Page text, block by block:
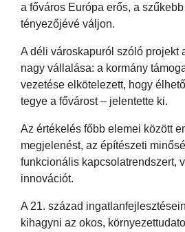
a főváros Európa erős, a
tényezőjévé váljon.
A déli városkapuról szóló projekt
nagy vállalása: a kormány
vezetése elkötelezett, hogy
tegye a fővárost – jelentette ki.
Az értékelés főbb elemei között
megjelenést, az építészeti
funkcionális kapcsolatrendszert,
innovációt.
A 21. század
kihagyni az okos,